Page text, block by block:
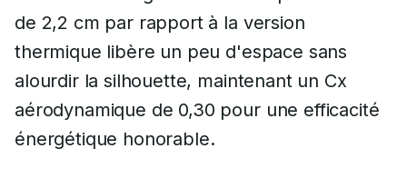
de 2,2 cm par rapport à la version
thermique libère un peu d'espace sans
alourdir la silhouette, maintenant un Cx
aérodynamique de 0,30 pour une efficacité
énergétique honorable.